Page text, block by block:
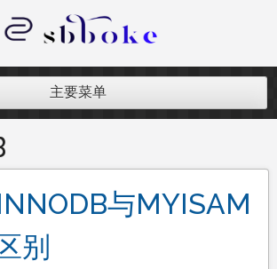
录跨境电商独立站开发遇到的点点
主要菜单
与MYISAM
别